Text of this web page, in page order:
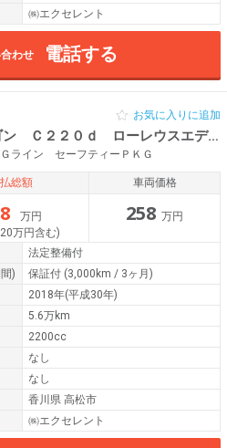
㈱エクセレント
わせ 電話する
Ｃクラス ステーションワゴン Ｃ２２０ｄ ローレウスエディション
ライン セーフティーＰＫＧ
お気に入りに追加
総額
万円
万円含む)
車両価格
258 万円
法定整備付
) 保証付 (3,000km / 3ヶ月)
2018年(平成30年)
5.6万km
2200cc
なし
なし
香川県 高松市
㈱エクセレント